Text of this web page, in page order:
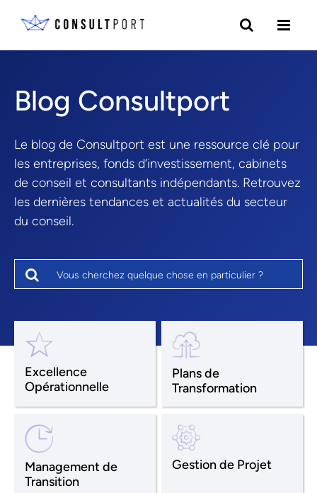
Blog Consultport
Le blog de Consultport est une ressource clé pour
les entreprises, fonds d’investissement, cabinets
de conseil et consultants indépendants. Retrouvez
les dernières tendances et actualités du secteur
du conseil.
Search for:
Excellence
Opérationnelle
Plans de
Transformation
Management de
Transition
Gestion de Projet